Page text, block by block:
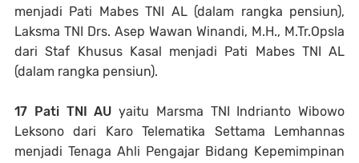
menjadi Pati Mabes TNI AL (dalam rangka pensiun),
Laksma TNI Drs. Asep Wawan Winandi, M.H., M.Tr.Opsla
dari Staf Khusus Kasal menjadi Pati Mabes TNI AL
(dalam rangka pensiun).
17 Pati TNI AU yaitu Marsma TNI Indrianto Wibowo
Leksono dari Karo Telematika Settama Lemhannas
menjadi Tenaga Ahli Pengajar Bidang Kepemimpinan